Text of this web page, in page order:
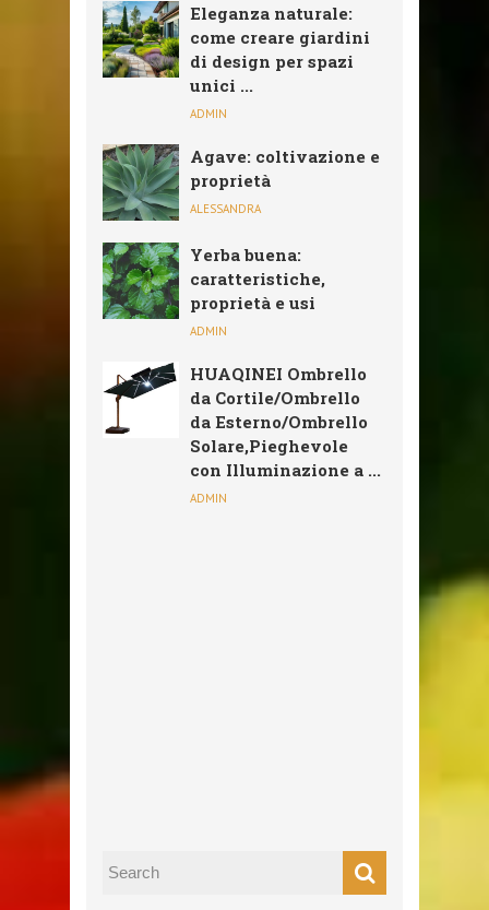
Eleganza naturale:
come creare giardini
di design per spazi
unici ...
ADMIN
Agave: coltivazione e
proprietà
ALESSANDRA
Yerba buena:
caratteristiche,
proprietà e usi
ADMIN
HUAQINEI Ombrello
da Cortile/Ombrello
da Esterno/Ombrello
Solare,Pieghevole
con Illuminazione a ...
ADMIN